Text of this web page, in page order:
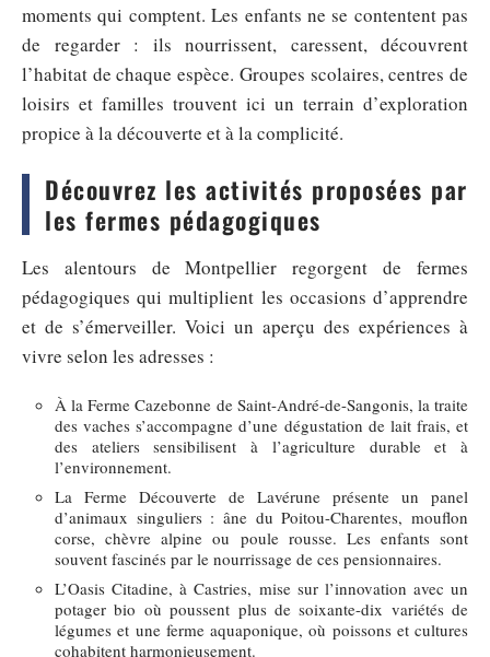
moments qui comptent. Les enfants ne se contentent pas
de regarder : ils nourrissent, caressent, découvrent
l’habitat de chaque espèce. Groupes scolaires, centres de
loisirs et familles trouvent ici un terrain d’exploration
propice à la découverte et à la complicité.
Découvrez les activités proposées par
les fermes pédagogiques
Les alentours de Montpellier regorgent de fermes
pédagogiques qui multiplient les occasions d’apprendre
et de s’émerveiller. Voici un aperçu des expériences à
vivre selon les adresses :
À la Ferme Cazebonne de Saint-André-de-Sangonis, la traite
des vaches s’accompagne d’une dégustation de lait frais, et
des ateliers sensibilisent à l’agriculture durable et à
l’environnement.
La Ferme Découverte de Lavérune présente un panel
d’animaux singuliers : âne du Poitou-Charentes, mouflon
corse, chèvre alpine ou poule rousse. Les enfants sont
souvent fascinés par le nourrissage de ces pensionnaires.
L’Oasis Citadine, à Castries, mise sur l’innovation avec un
potager bio où poussent plus de soixante-dix variétés de
légumes et une ferme aquaponique, où poissons et cultures
cohabitent harmonieusement.